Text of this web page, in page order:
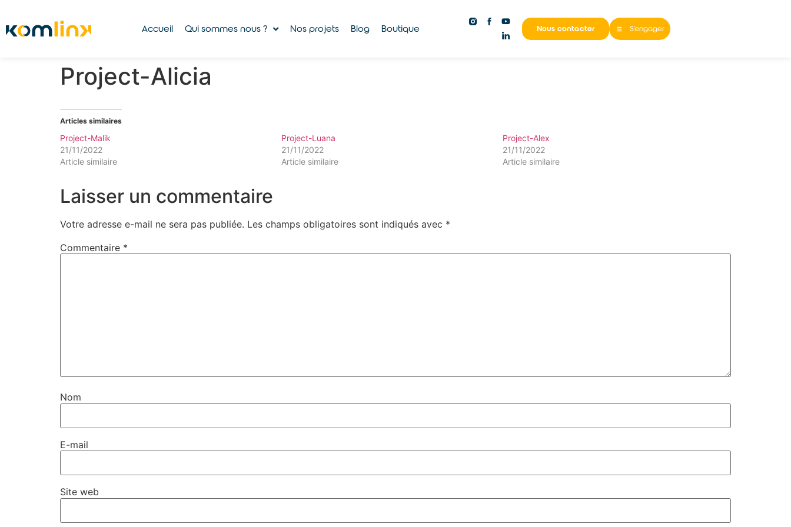
Accueil Qui sommes nous ? Nos projets Blog Boutique Nous contacter S'engager
Project-Alicia
Articles similaires
Project-Malik
21/11/2022
Article similaire
Project-Luana
21/11/2022
Article similaire
Project-Alex
21/11/2022
Article similaire
Laisser un commentaire
Votre adresse e-mail ne sera pas publiée. Les champs obligatoires sont indiqués avec *
Commentaire *
Nom
E-mail
Site web